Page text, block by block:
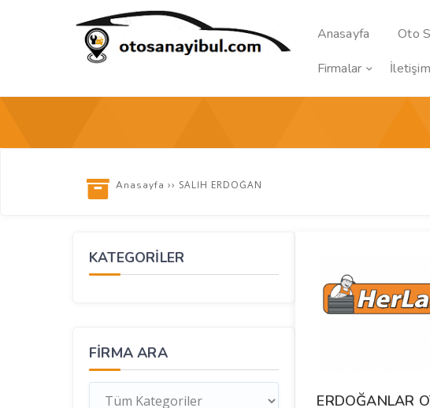
Anasayfa Oto
Firmalar
İletişim
Anasayfa ›› SALİH ERDOĞAN
KATEGORİLER
FIRMA ARA
ERDOĞANLAR